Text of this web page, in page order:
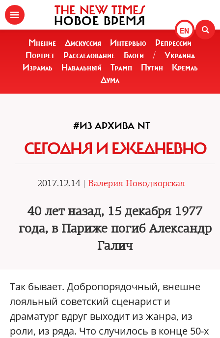
EN
THE NEW TIMES
НОВОЕ ВРЕМЯ
Мнение Дискуссия Интервью
Репрессии
Портрет
Расследование Блоги /
Украина
Израиль
Навальный Трамп Путин
Кремль
Дума
#ИЗ АРХИВА NT
СЕГОДНЯ И ЕЖЕДНЕВНО
2017.12.14 | Валерия Новодворская
40 лет назад, 15 декабря 1977
года, в Париже погиб Александр
Галич
Так бывает. Добропорядочный, внешне
лояльный советский сценарист и
драматург вдруг выходит из жанра, из
роли, из ряда. Что случилось в конце 50-х